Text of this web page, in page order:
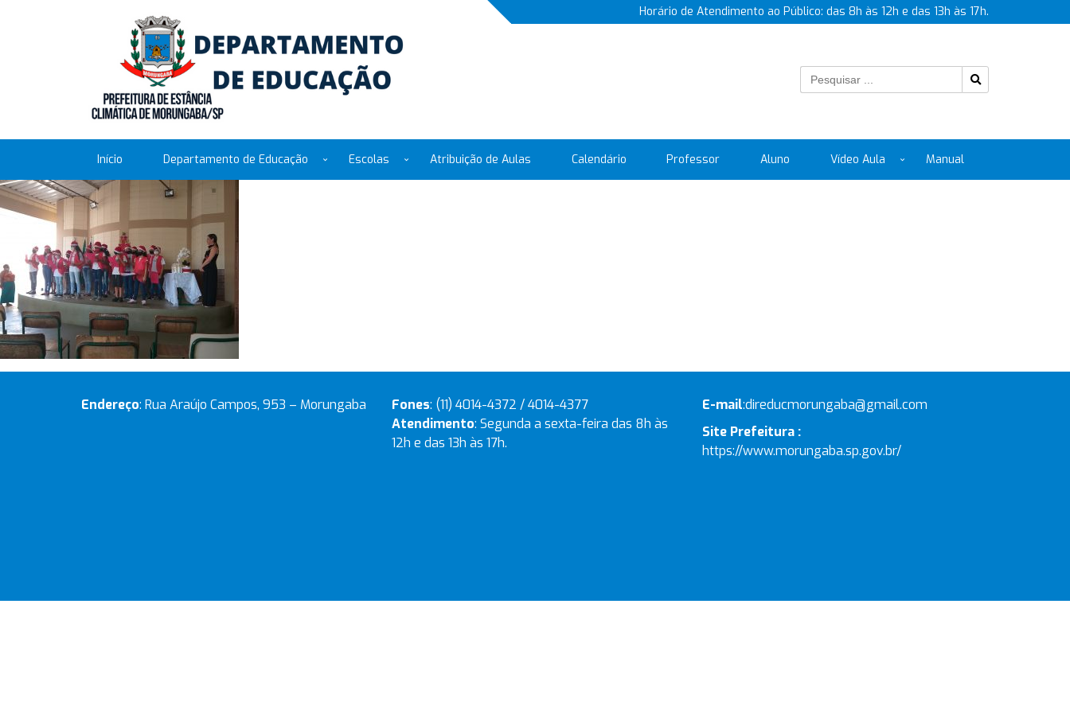
Horário de Atendimento ao Público: das 8h às 12h e das 13h às 17h.
Início Departamento de Educação Escolas Atribuição de Aulas Calendário Professor Aluno Vídeo Aula Manual
Endereço: Rua Araújo Campos, 953 – Morungaba Fones: (11) 4014-4372 / 4014-4377
Atendimento: Segunda a sexta-feira das 8h às
12h e das 13h às 17h.
E-mail:direducmorungaba@gmail.com
Site Prefeitura :
https://www.morungaba.sp.gov.br/